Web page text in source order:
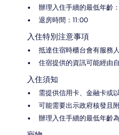
辦理入住手續的最低年齡
退房時間：11:00
入住特別注意事項
抵達住宿時櫃台會有服務
住宿提供的資訊可能經由
入住須知
需提供信用卡、金融卡或
可能需要出示政府核發且
辦理入住手續的最低年齡